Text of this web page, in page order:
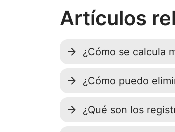
Artículos
¿Cómo se calcula
¿Cómo puedo
¿Qué son los